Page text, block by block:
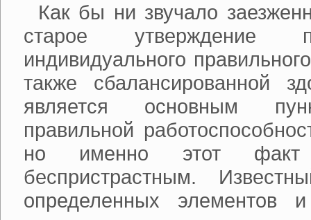
Как бы ни звучало
старое утверждение
индивидуального
также сбалансированной
является основным
правильной
но именно этот факт
беспристрастным.
определенных элементов